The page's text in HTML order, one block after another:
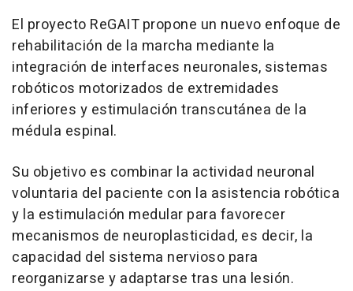
El proyecto ReGAIT propone un nuevo enfoque de
rehabilitación de la marcha mediante la
integración de interfaces neuronales, sistemas
robóticos motorizados de extremidades
inferiores y estimulación transcutánea de la
médula espinal.
Su objetivo es combinar la actividad neuronal
voluntaria del paciente con la asistencia robótica
y la estimulación medular para favorecer
mecanismos de neuroplasticidad, es decir, la
capacidad del sistema nervioso para
reorganizarse y adaptarse tras una lesión.